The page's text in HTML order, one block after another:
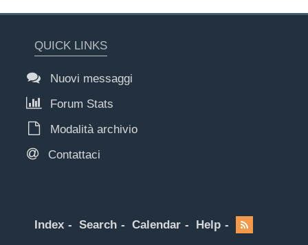
QUICK LINKS
Nuovi messaggi
Forum Stats
Modalità archivio
Contattaci
Index Search Calendar Help